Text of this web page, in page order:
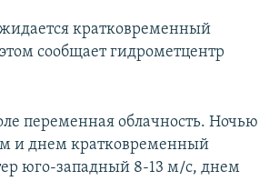
кратковременный
сообщает гидрометцентр
переменная облачность. Ночью
и днем кратковременный
юго-западный 8-13 м/с, днем